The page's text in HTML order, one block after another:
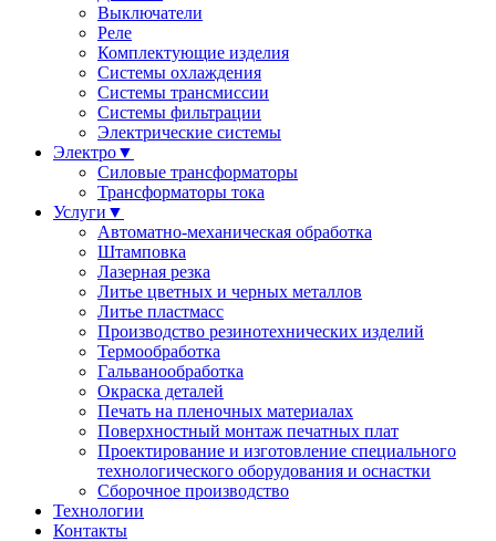
Выключатели
Реле
Комплектующие изделия
Системы охлаждения
Системы трансмиссии
Системы фильтрации
Электрические системы
Электро▼
Силовые трансформаторы
Трансформаторы тока
Услуги ▼
Автоматно-механическая обработка
Штамповка
Лазерная резка
Литье цветных и черных металлов
Литье пластмасс
Производство резинотехнических изделий
Термообработка
Гальванообработка
Окраска деталей
Печать на пленочных материалах
Поверхностный монтаж печатных плат
Проектирование и изготовление специального
технологического оборудования и оснастки
Сборочное производство
Технологии
Контакты